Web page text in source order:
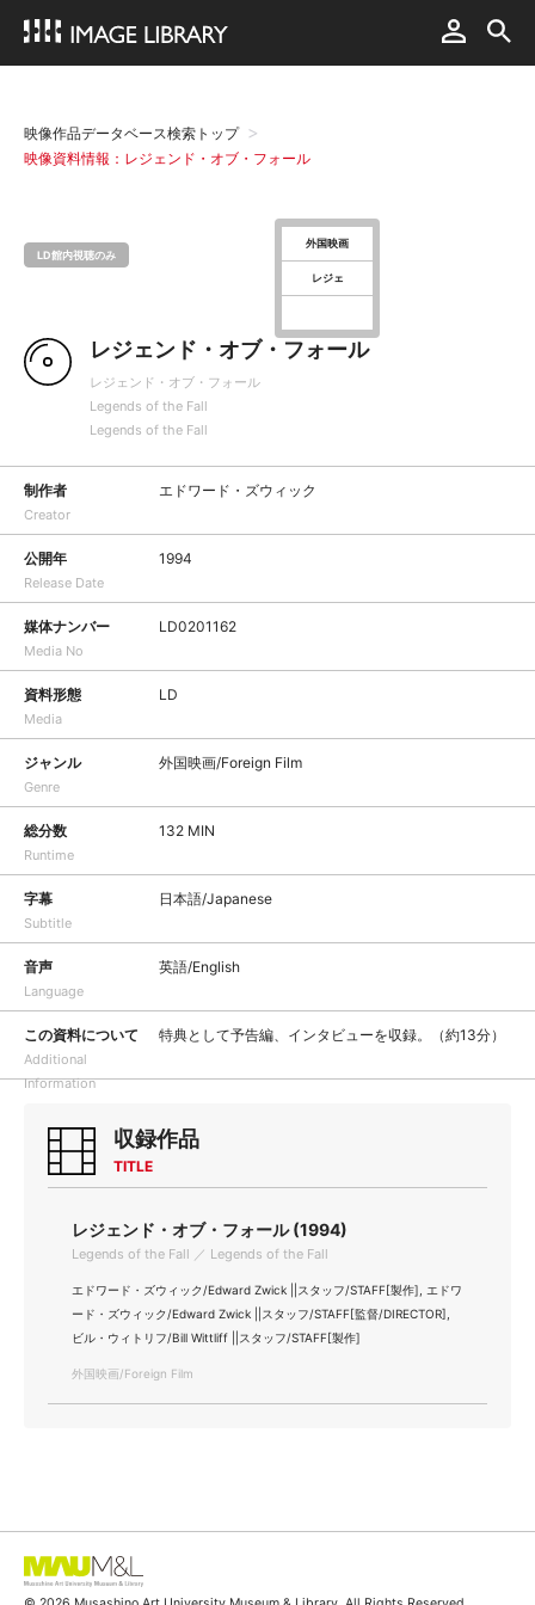
映像作品データベース検索トップ
映像資料情報：レジェンド・オブ・フォール
LD館内視聴のみ
外国映画
レジェ
レジェンド・オブ・フォール
レジェンド・オブ・フォール
Legends of the Fall
Legends of the Fall
制作者
Creator
エドワード・ズウィック
公開年
Release Date
1994
媒体ナンバー
Media No
LD0201162
資料形態
Media
LD
ジャンル
Genre
外国映画/Foreign Film
総分数
Runtime
132 MIN
字幕
Subtitle
日本語/Japanese
音声
Language
英語/English
この資料について
Additional
Information
特典として予告編、インタビューを収録。（約13分）
収録作品
TITLE
レジェンド・オブ・フォール (1994)
Legends of the Fall ／ Legends of the Fall
エドワード・ズウィック/Edward Zwick ||スタッフ/STAFF[製作], エドワ
ード・ズウィック/Edward Zwick ||スタッフ/STAFF[監督/DIRECTOR],
ビル・ウィトリフ/Bill Wittliff ||スタッフ/STAFF[製作]
外国映画/Foreign Film